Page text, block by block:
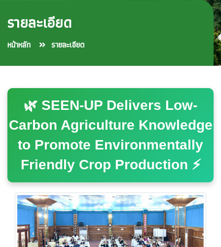
รายละเอียด
หน้าหลัก รายละเอียด
🌿 SEEN-UP Delivers Low-
Carbon Agriculture Knowledge
to Promote Environmentally
Friendly Crop Production ⚡